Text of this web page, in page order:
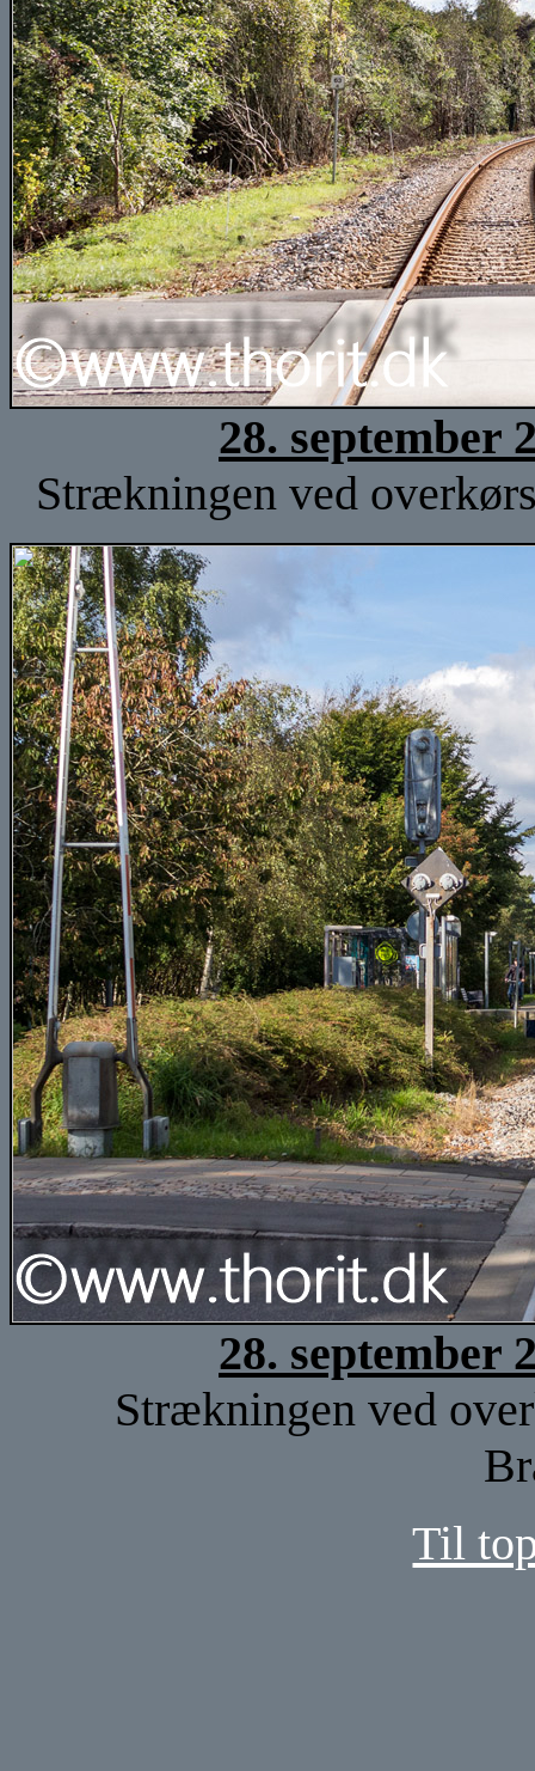
28. september
Strækningen ved
28. september
Strækningen ved
Til